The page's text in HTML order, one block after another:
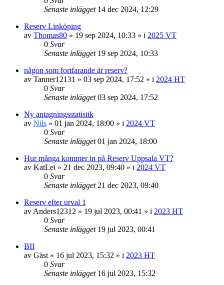
Senaste inlägget 14 dec 2024, 12:29
Reserv Linköping
av Thomas80 » 19 sep 2024, 10:33 » i 2025 VT
0 Svar
Senaste inlägget 19 sep 2024, 10:33
någon som fortfarande är reserv?
av Tanner12131 » 03 sep 2024, 17:52 » i 2024 HT
0 Svar
Senaste inlägget03 sep 2024, 17:52
Ny antagningsstatistik
av Nils » 01 jan 2024, 18:00 » i 2024 VT
0 Svar
Senaste inlägget01 jan 2024, 18:00
Hur många kommer in på Reserv Uppsala VT?
av KatLei » 21 dec 2023, 09:40 » i 2024 VT
0 Svar
Senaste inlägget 21 dec 2023, 09:40
Reserv efter urval 1
av Anders12312 » 19 jul 2023, 00:41 » i 2023 HT
0 Svar
Senaste inlägget 19 jul 2023, 00:41
BII
av Gäst » 16 jul 2023, 15:32 » i 2023 HT
0 Svar
Senaste inlägget 16 jul 2023, 15:32